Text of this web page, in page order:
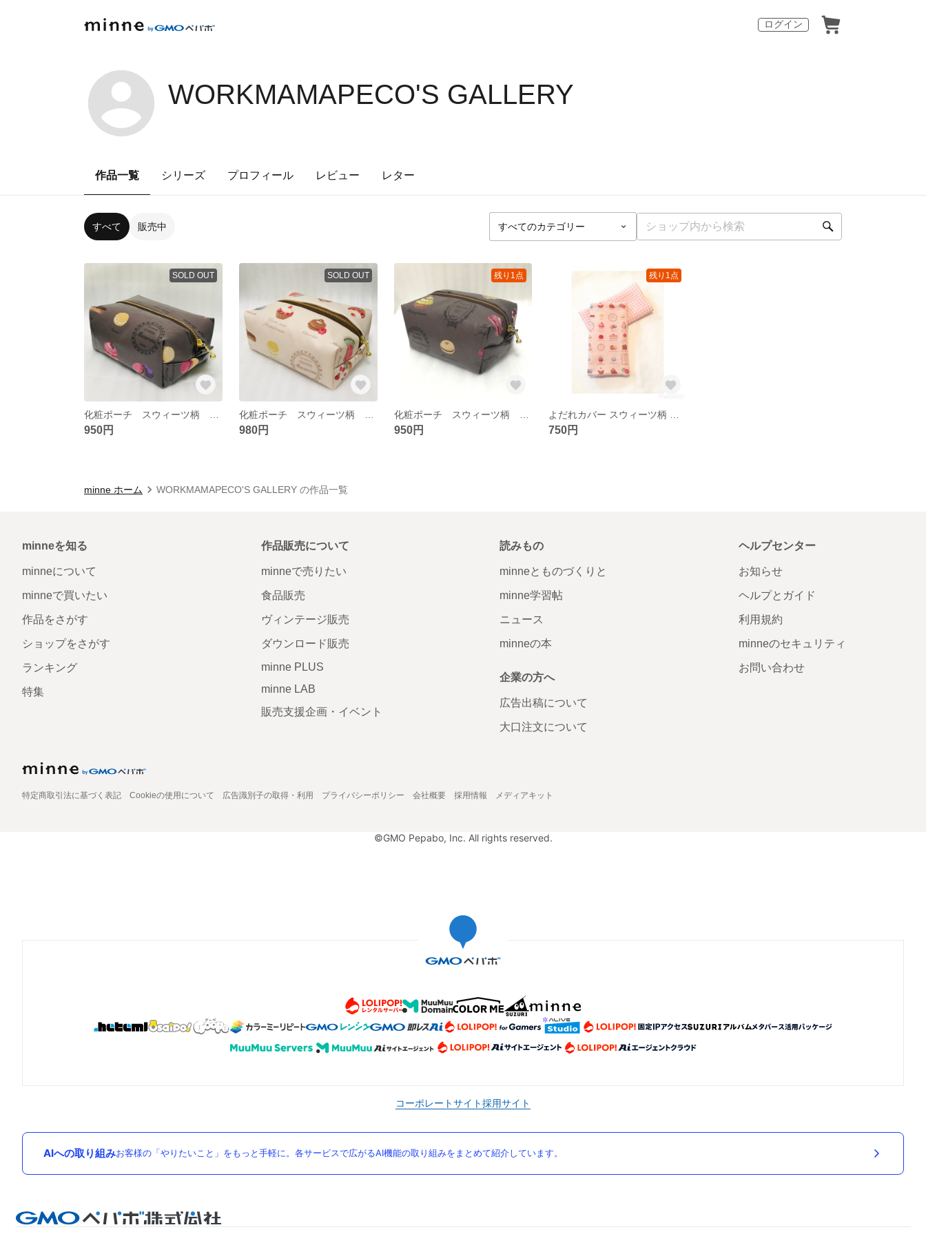
ログイン
WORKMAMAPECO'S GALLERY
作品一覧 シリーズ プロフィール レビュー レター
すべて 販売中
SOLD OUT
950円
SOLD OUT
980円
残り1点
950円
残り1点
750円
minne ホーム WORKMAMAPECO'S GALLERY の作品一覧
minneを知る
minneについて
minneで買いたい
作品をさがす
ショップをさがす
ランキング
特集
作品販売について
minneで売りたい
食品販売
ヴィンテージ販売
ダウンロード販売
minne PLUS
minne LAB
販売支援企画・イベント
読みもの
minneとものづくりと
minne学習帖
ニュース
minneの本
企業の方へ
広告出稿について
大口注文について
ヘルプセンター
お知らせ
ヘルプとガイド
利用規約
minneのセキュリティ
お問い合わせ
特定商取引法に基づく表記 Cookieの使用について 広告識別子の取得・利用 プライバシーポリシー 会社概要 採用情報 メディアキット
©GMO Pepabo, Inc. All rights reserved.
コーポレートサイト採用サイト
AIへの取り組みお客様の「やりたいこと」をもっと手軽に。各サービスで広がるAI機能の取り組みをまとめて紹介しています。